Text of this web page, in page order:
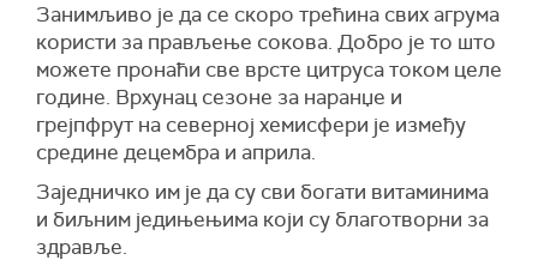
Занимљиво је да се скоро трећина свих агрума
користи за прављење сокова. Добро је то што
можете пронаћи све врсте цитруса током целе
године. Врхунац сезоне за наранџе и
грејпфрут на северној хемисфери је између
средине децембра и априла.
Заједничко им је да су сви богати витаминима
и биљним једињењима који су благотворни за
здравље.